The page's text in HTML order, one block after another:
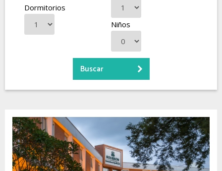
Dormitorios
Niños